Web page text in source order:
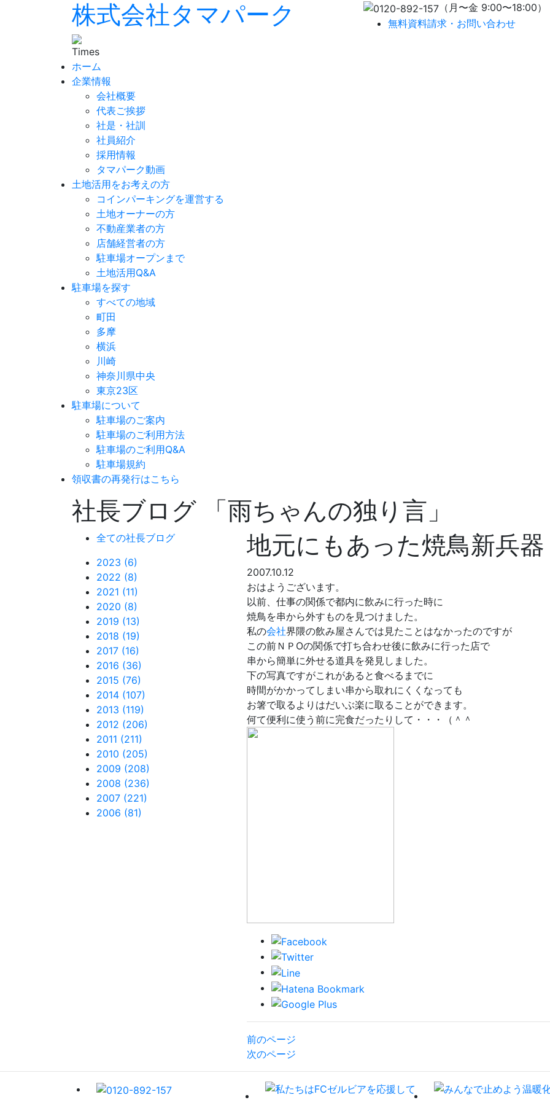
株式会社タマパーク
（月〜金 9:00〜18:00）
無料資料請求・お問い合わせ
ホーム
企業情報
会社概要
代表ご挨拶
社是・社訓
社員紹介
採用情報
タマパーク動画
土地活用をお考えの方
コインパーキングを運営する
土地オーナーの方
不動産業者の方
店舗経営者の方
駐車場オープンまで
土地活用Q&A
駐車場を探す
すべての地域
町田
多摩
横浜
川崎
神奈川県中央
東京23区
駐車場について
駐車場のご案内
駐車場のご利用方法
駐車場のご利用Q&A
駐車場規約
領収書の再発行はこちら
社長ブログ 「雨ちゃんの独り言」
全ての社長ブログ
2023 (6)
2022 (8)
2021 (11)
2020 (8)
2019 (13)
2018 (19)
2017 (16)
2016 (36)
2015 (76)
2014 (107)
2013 (119)
2012 (206)
2011 (211)
2010 (205)
2009 (208)
2008 (236)
2007 (221)
2006 (81)
地元にもあった焼鳥新兵
2007.10.12
おはようございます。
以前、仕事の関係で都内に飲みに行った時に
焼鳥を串から外すものを見つけました。
私の会社界隈の飲み屋さんでは見たことはなかったのですが
この前ＮＰOの関係で打ち合わせ後に飲みに行った店で
串から簡単に外せる道具を発見しました。
下の写真ですがこれがあると食べるまでに
時間がかかってしまい串から取れにくくなっても
お箸で取るよりはだいぶ楽に取ることができます。
何て便利に使う前に完食だったりして・・・（＾＾
前のページ
次のページ